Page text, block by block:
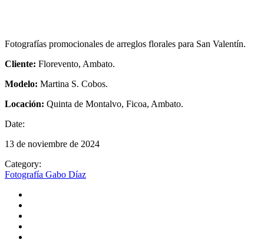
Fotografías promocionales de arreglos florales para San Valentín.
Cliente: Florevento, Ambato.
Modelo: Martina S. Cobos.
Locación: Quinta de Montalvo, Ficoa, Ambato.
Date:
13 de noviembre de 2024
Category:
Fotografía Gabo Díaz